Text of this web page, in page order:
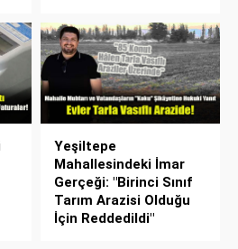
Yeşiltepe
Mahallesindeki İmar
Gerçeği: "Birinci Sınıf
Tarım Arazisi Olduğu
İçin Reddedildi"